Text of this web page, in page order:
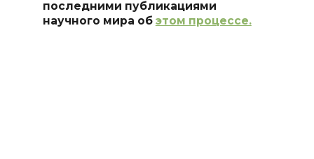
последними публикациями
научного мира об этом процессе.